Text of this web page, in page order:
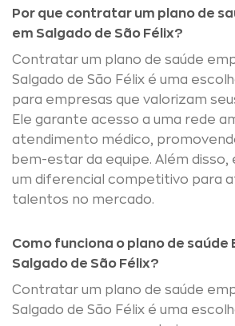
Por que contratar um plano de
em Salgado de São Félix?
Contratar um plano de saúde
Salgado de São Félix é uma
para empresas que valorizam
Ele garante acesso a uma rede
atendimento médico,
bem-estar da equipe. Além
um diferencial competitivo para
talentos no mercado.
Como funciona o plano de saúde
Salgado de São Félix?
Contratar um plano de saúde
Salgado de São Félix é uma